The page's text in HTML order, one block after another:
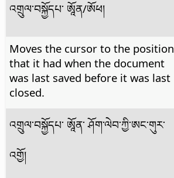
འགྲུལ་བསྐྱོདཔ་ ཨཱོན/ཨོཕ།
Moves the cursor to the position
that it had when the document
was last saved before it was last
closed.
འགྲུལ་བསྐྱོདཔ་ ཨཱོན་ ཤོག་ལེབ་ཀྱི་ཨང་གུར་
འགྱོ།